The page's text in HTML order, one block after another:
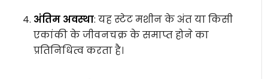
अंतिम अवस्था: यह स्टेट मशीन के अंत या किसी
एकांकी के जीवनचक्र के समाप्त होने का
प्रतिनिधित्व करता है।